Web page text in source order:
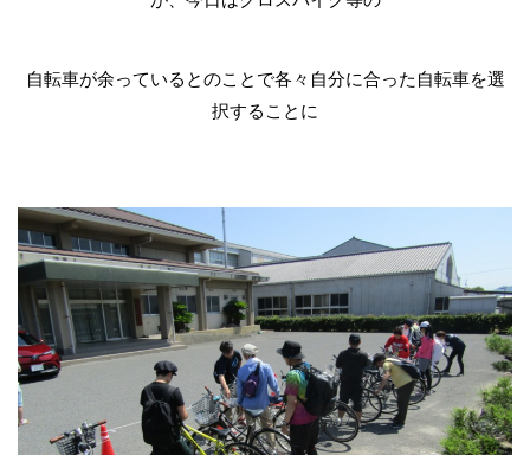
自転車が余っているとのことで各々自分に合った自転車を選
択することに